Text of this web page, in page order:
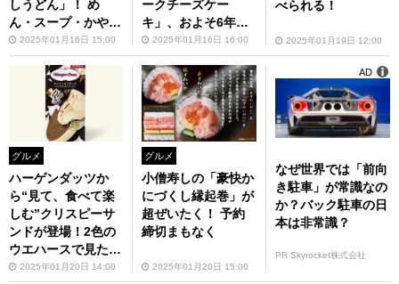
しうどん」！ め
ん・スープ・かや
く、すべてにこだわ
る
2025年01月16日 15:00
ークチーズケー
キ」、およそ6年ぶ
りに復活！
2025年01月16日 16:00
べられる！
2025年01月19日 12:00
グルメ
ハーゲンダッツか
ら“見て、食べて楽
しむ”クリスピーサ
ンドが登場！2色の
ウエハースで見た目
も楽しい
2025年01月20日 14:00
グルメ
小僧寿しの「豪快か
にづくし縁起巻」が
超ぜいたく！ 予約
締切まもなく
2025年01月20日 15:00
なぜ世界では「前向
き駐車」が常識なの
か？バック駐車の日
本は非常識？
PR Skyrocket株式会社
AD